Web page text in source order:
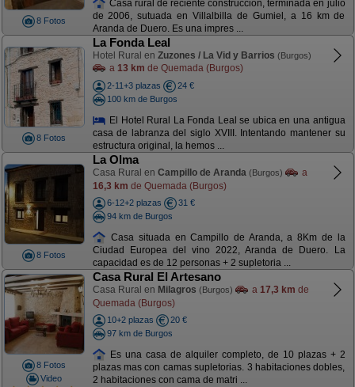
8 Fotos
Casa rural de reciente construcción, terminada en julio
de 2006, sutuada en Villalbilla de Gumiel, a 16 km de
Aranda de Duero. Es una impres ...
8 Fotos
La Fonda Leal
Hotel Rural en Zuzones / La Vid y Barrios (Burgos)
a 13 km de Quemada (Burgos)
2-11+3 plazas
24 €
100 km de Burgos
El Hotel Rural La Fonda Leal se ubica en una antigua
casa de labranza del siglo XVIII. Intentando mantener su
estructura original, la hemos ...
8 Fotos
La Olma
Casa Rural en Campillo de Aranda (Burgos)
a
16,3 km de Quemada (Burgos)
6-12+2 plazas
31 €
94 km de Burgos
Casa situada en Campillo de Aranda, a 8Km de la
Ciudad Europea del vino 2022, Aranda de Duero. La
capacidad es de 12 personas + 2 supletoria ...
8 Fotos
Video
Casa Rural El Artesano
Casa Rural en Milagros (Burgos) a 17,3 km de
Quemada (Burgos)
10+2 plazas
20 €
97 km de Burgos
Es una casa de alquiler completo, de 10 plazas + 2
plazas mas con camas supletorias. 3 habitaciones dobles,
2 habitaciones con cama de matri ...